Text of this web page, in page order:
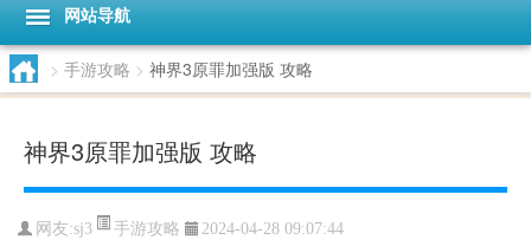
网站导航
> 手游攻略 > 神界3原罪加强版 攻略
神界3原罪加强版 攻略
网友:sj3 手游攻略 2024-04-28 09:07:44